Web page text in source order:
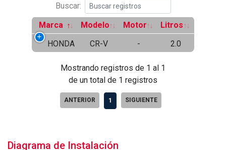
Buscar:
Marca Modelo Motor
Litros
HONDA
CR-V - 2.0
Mostrando registros de 1 al 1
de un total de 1 registros
ANTERIOR 1 SIGUIENTE
Diagrama de Instalación